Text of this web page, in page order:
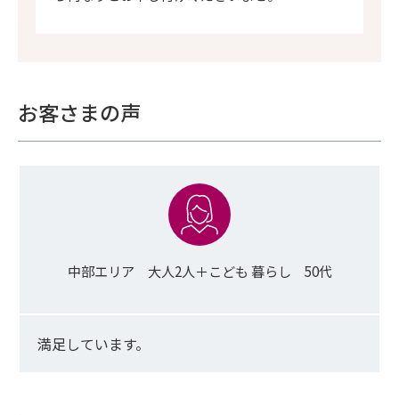
お客さまの声
中部エリア 大人2人＋こども 暮らし 50代
満足しています。